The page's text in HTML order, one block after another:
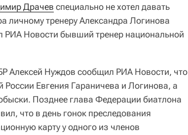
Драчев специально не хотел давать
личному тренеру Александра Логинова
РИА Новости бывший тренер национальной
Алексей Нуждов сообщил РИА Новости, что
России Евгения Гараничева и Логинова, а
Позднее глава Федерации биатлона
что в день гонок преследования
карту у одного из членов